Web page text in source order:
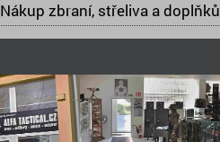
Nákup zbraní, střeliva a doplňků